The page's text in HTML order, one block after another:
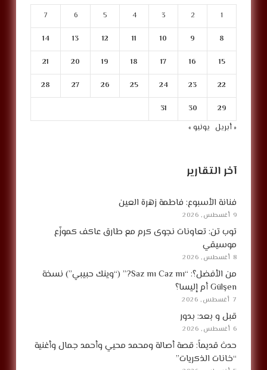
1
2
3
4
5
6
7
8
9
10
11
12
13
14
15
16
17
18
19
20
21
22
23
24
25
26
27
28
29
30
31
« أبريل يونيو »
آخر التقارير
فنانة الأسبوع: فاطمة زهرة العين
9 أغسطس, 2026
توب تن: تعاونات نجوى كرم مع طارق عاكف كموزّع
موسيقي
8 أغسطس, 2026
من الأفضل؟: “Saz mı Caz mı?” (“وينك حبيبي”) نسخة
Gülşen أم إليسا؟
7 أغسطس, 2026
قبل و بعد: بدور
6 أغسطس, 2026
حدث قديماً: قصة أصالة ومحمد محيي وأحمد جمال وأغنية
“خانات الذكريات”